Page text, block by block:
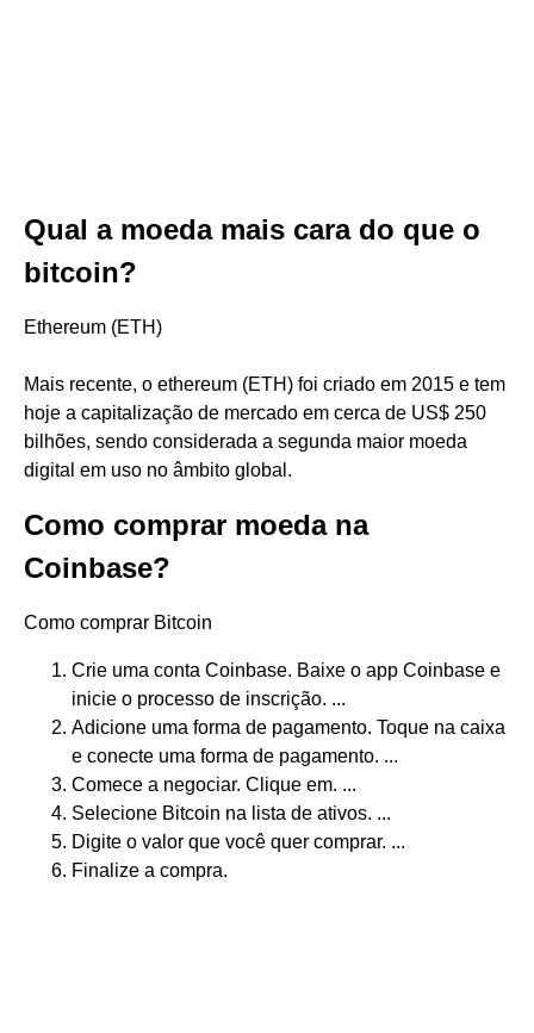
Qual a moeda mais cara do que o
bitcoin?
Ethereum (ETH)
Mais recente, o ethereum (ETH) foi criado em 2015 e tem
hoje a capitalização de mercado em cerca de US$ 250
bilhões, sendo considerada a segunda maior moeda
digital em uso no âmbito global.
Como comprar moeda na
Coinbase?
Como comprar Bitcoin
Crie uma conta Coinbase. Baixe o app Coinbase e
inicie o processo de inscrição. ...
Adicione uma forma de pagamento. Toque na caixa
e conecte uma forma de pagamento. ...
Comece a negociar. Clique em. ...
Selecione Bitcoin na lista de ativos. ...
Digite o valor que você quer comprar. ...
Finalize a compra.